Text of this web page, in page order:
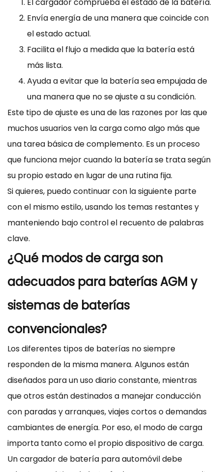
Envía energía de una manera que coincide con
el estado actual.
Facilita el flujo a medida que la batería está
más lista.
Ayuda a evitar que la batería sea empujada de
una manera que no se ajuste a su condición.
Este tipo de ajuste es una de las razones por las que
muchos usuarios ven la carga como algo más que
una tarea básica de complemento. Es un proceso
que funciona mejor cuando la batería se trata según
su propio estado en lugar de una rutina fija.
Si quieres, puedo continuar con la siguiente parte
con el mismo estilo, usando los temas restantes y
manteniendo bajo control el recuento de palabras
clave.
¿Qué modos de carga son
adecuados para baterías AGM y
sistemas de baterías
convencionales?
Los diferentes tipos de baterías no siempre
responden de la misma manera. Algunos están
diseñados para un uso diario constante, mientras
que otros están destinados a manejar conducción
con paradas y arranques, viajes cortos o demandas
cambiantes de energía. Por eso, el modo de carga
importa tanto como el propio dispositivo de carga.
Un cargador de batería para automóvil debe